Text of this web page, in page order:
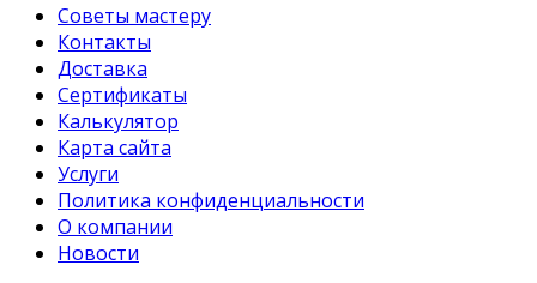
Советы мастеру
Контакты
Доставка
Сертификаты
Калькулятор
Карта сайта
Услуги
Политика конфиденциальности
О компании
Новости